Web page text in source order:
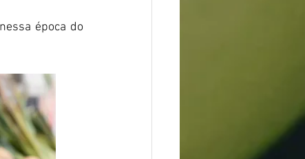
época do